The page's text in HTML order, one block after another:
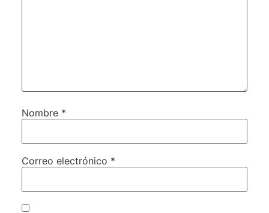
Nombre *
Correo electrónico *